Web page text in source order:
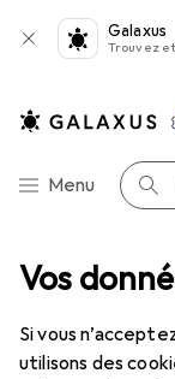
Vos
Si vous
utilisons des
Galaxus
Trouvez
Navigation par
Menu
IT +